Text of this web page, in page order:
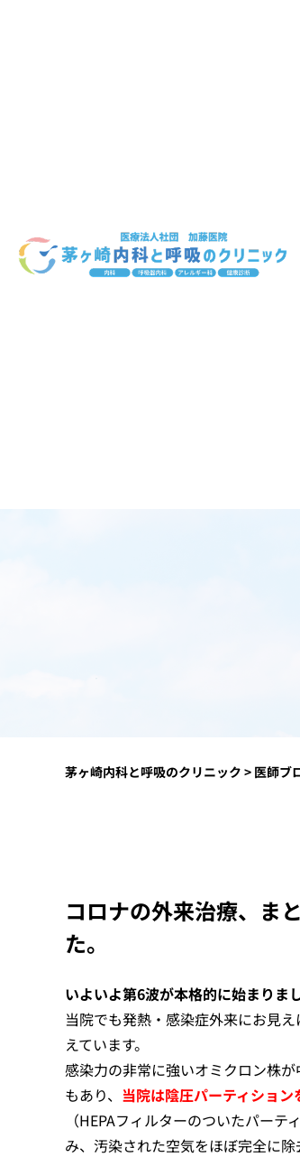
茅ヶ崎内科と呼吸のクリニック > 医師ブ
コロナの外来治療、ま
た。
いよいよ第6波が本格的に始まりまし
当院でも発熱・感染症外来にお見
えています。
感染力の非常に強いオミクロン株
もあり、 当院は陰圧パーティショ
（HEPAフィルターのついたパーテ
み、汚染された空気をほぼ完全に除